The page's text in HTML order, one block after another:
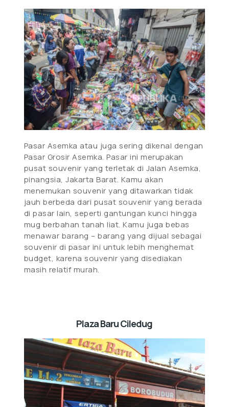
Pasar Asemka atau juga sering dikenal dengan
Pasar Grosir Asemka. Pasar ini merupakan
pusat souvenir yang terletak di Jalan Asemka,
pinangsia, Jakarta Barat. Kamu akan
menemukan souvenir yang ditawarkan tidak
jauh berbeda dari pusat souvenir yang berada
di pasar lain, seperti gantungan kunci hingga
mug berbahan tanah liat. Kamu juga bebas
menawar barang – barang yang dijual sebagai
souvenir di pasar ini untuk lebih menghemat
budget, karena souvenir yang disediakan
masih relatif murah.
Plaza Baru Ciledug